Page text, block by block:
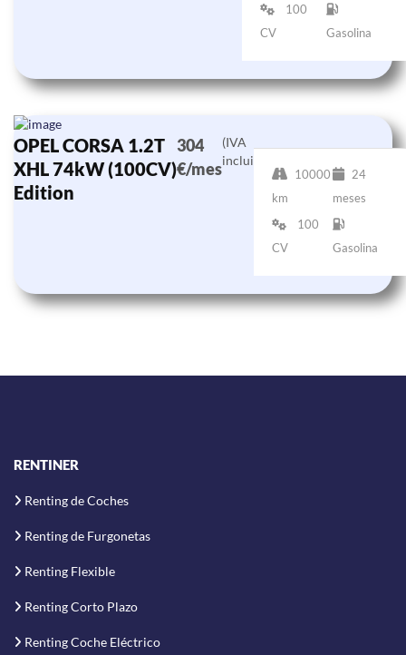
100
CV
Gasolina
OPEL CORSA 1.2T
XHL 74kW (100CV)
Edition
304
€/mes
(IVA
incluido)
10000
km
24
meses
100
CV
Gasolina
RENTINER
Renting de Coches
Renting de Furgonetas
Renting Flexible
Renting Corto Plazo
Renting Coche Eléctrico